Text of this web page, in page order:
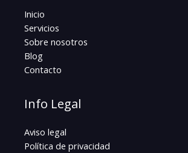
Inicio
Servicios
Sobre nosotros
Blog
Contacto
Info Legal
Aviso legal
Política de privacidad